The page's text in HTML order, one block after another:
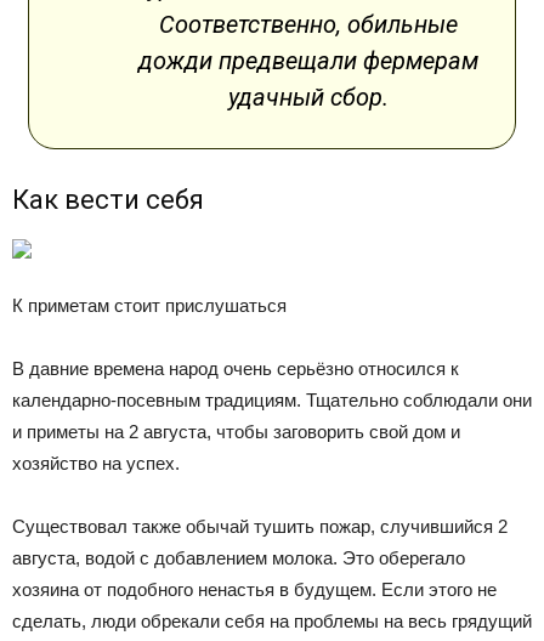
Соответственно, обильные
дожди предвещали фермерам
удачный сбор.
Как вести себя
К приметам стоит прислушаться
В давние времена народ очень серьёзно относился к
календарно-посевным традициям. Тщательно соблюдали они
и приметы на 2 августа, чтобы заговорить свой дом и
хозяйство на успех.
Существовал также обычай тушить пожар, случившийся 2
августа, водой с добавлением молока. Это оберегало
хозяина от подобного ненастья в будущем. Если этого не
сделать, люди обрекали себя на проблемы на весь грядущий